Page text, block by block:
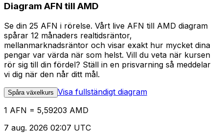
Diagram AFN till AMD
Se din 25 AFN i rörelse. Vårt live AFN till AMD diagram
spårar 12 månaders realtidsräntor,
mellanmarknadsräntor och visar exakt hur mycket dina
pengar var värda när som helst. Vill du veta när kursen
rör sig till din fördel? Ställ in en prisvarning så meddelar
vi dig när den når ditt mål.
Spåra växelkurs Visa fullständigt diagram
1 AFN = 5,59203 AMD
7 aug. 2026 02:07 UTC